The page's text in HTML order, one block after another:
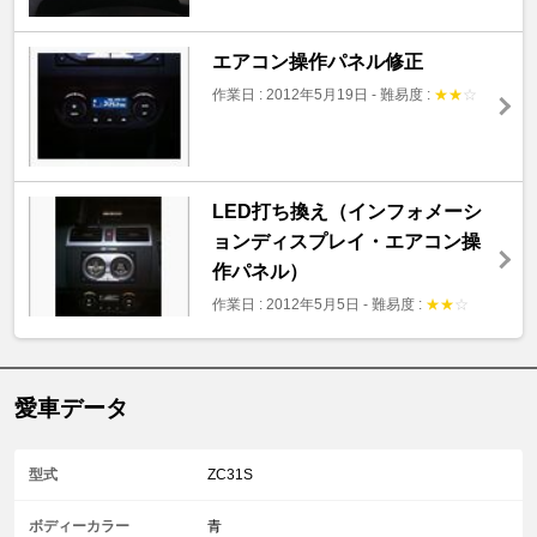
エアコン操作パネル修正
作業日 : 2012年5月19日 - 難易度 : ★★ ☆
LED打ち換え（インフォメーシ
ョンディスプレイ・エアコン操
作パネル）
作業日 : 2012年5月5日 - 難易度 : ★★ ☆
愛車データ
型式 ZC31S
ボディーカラー 青